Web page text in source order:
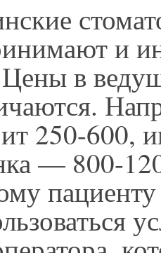
и
в
250-
— 800-